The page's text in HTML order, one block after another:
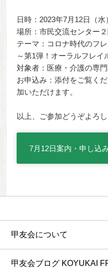
日時：2023年7月12日（
場所：市民交流センター
テーマ：コロナ時代のフ
～第1弾！オーラルフレイ
対象者：医療・介護の専
お申込み：添付をご覧く
加いただけます。
以上、ご参加どうぞよろ
7月12日案内・申し込
甲友会について
甲友会ブログ KOYUKAI